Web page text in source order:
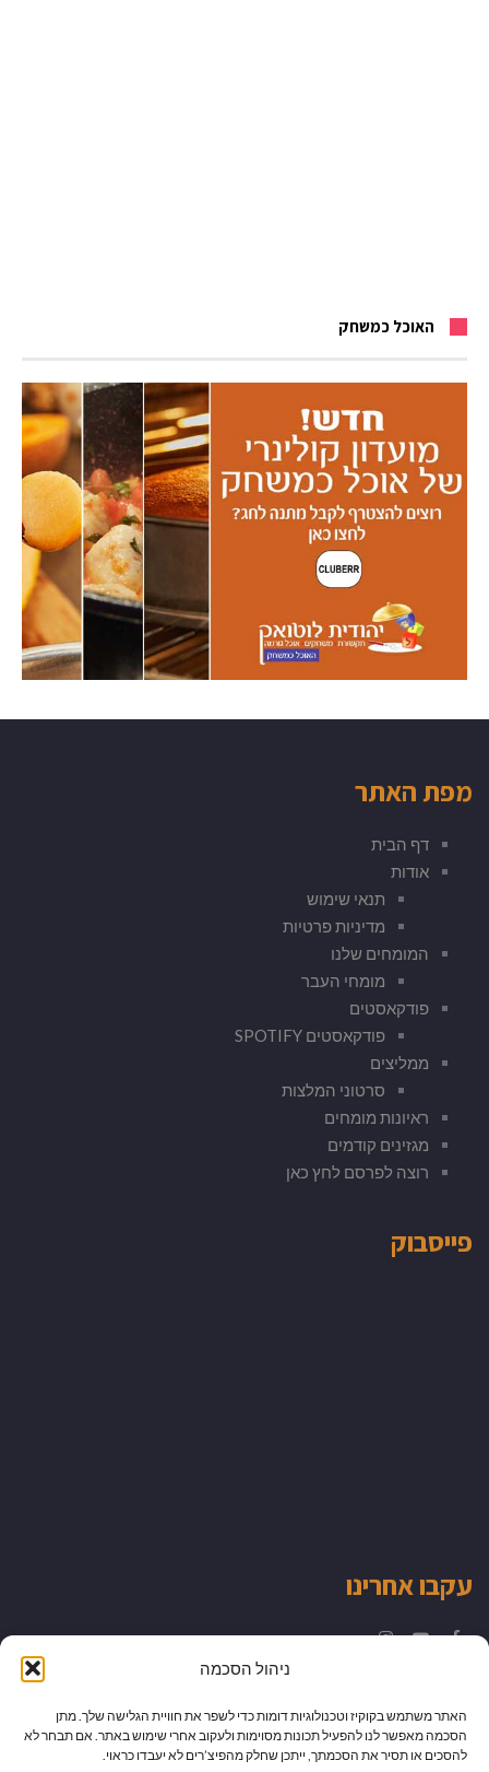
ניהול הסכמה
האתר משתמש בקוקיז וטכנולוגיות דומות כדי לשפר את חוויית הגלישה שלך. מתן
הסכמה מאפשר לנו להפעיל תכונות מסוימות ולעקוב אחרי שימוש באתר. אם תבחר לא
להסכים או תסיר את הסכמתך, ייתכן שחלק מהפיצ’רים לא יעבדו כראוי.
האוכל כמשחק
מפת האתר
דף הבית
אודות
תנאי שימוש
מדיניות פרטיות
המומחים שלנו
מומחי העבר
פודקאסטים
פודקאסטים SPOTIFY
ממליצים
סרטוני המלצות
ראיונות מומחים
מגזינים קודמים
רוצה לפרסם לחץ כאן
פייסבוק
עקבו אחרינו